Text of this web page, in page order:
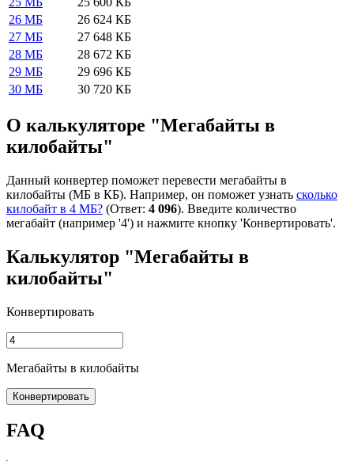
26 МБ
26 624 КБ
27 МБ
27 648 КБ
28 МБ
28 672 КБ
29 МБ
29 696 КБ
30 МБ
30 720 КБ
О калькуляторе "Мегабайты в
килобайты"
Данный конвертер поможет перевести мегабайты в
килобайты (МБ в КБ). Например, он поможет узнать сколько
килобайт в 4 МБ? (Ответ: 4 096). Введите количество
мегабайт (например '4') и нажмите кнопку 'Конвертировать'.
Калькулятор "Мегабайты в
килобайты"
Конвертировать
Мегабайты в килобайты
Конвертировать
FAQ